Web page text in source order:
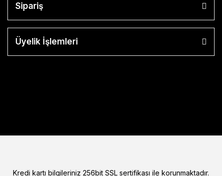
Sipariş
Üyelik İşlemleri
Kredi kartı bilgileriniz 256bit SSL sertifikası ile korunmaktadır.